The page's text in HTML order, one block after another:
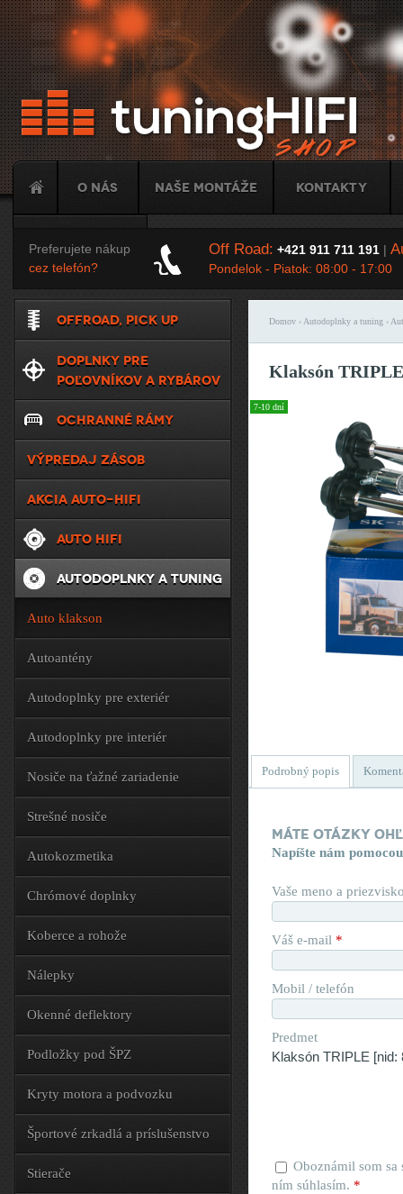
O nás Naše montáže Kontakty
Tuning
Preferujete nákup
cez telefón?
Off Road: +421 911 711 191|
Pondelok - Piatok: 08:00 - 17:00
Domov› Autodoplnky a tuning ›
Klaksón TRIPLE
7-10 dní
Podrobný popis
Máte otázky
Napíšte nám
Vaše meno a
Váš e-mail *
Mobil / telefón
Predmet
Oboznámil som sa
ním súhlasím. *
OFFROAD, PICK UP
DOPLNKY PRE
POĽOVNÍKOV A RYBÁROV
OCHRANNÉ RÁMY
VÝPREDAJ ZÁSOB
AKCIA AUTO-HIFI
AUTO HIFI
AUTODOPLNKY A TUNING
Auto klakson
Autoantény
Autodoplnky pre exteriér
Autodoplnky pre interiér
Nosiče na ťažné zariadenie
Strešné nosiče
Autokozmetika
Chrómové doplnky
Koberce a rohože
Nálepky
Okenné deflektory
Podložky pod ŠPZ
Kryty motora a podvozku
Športové zrkadlá a príslušenstvo
Stierače